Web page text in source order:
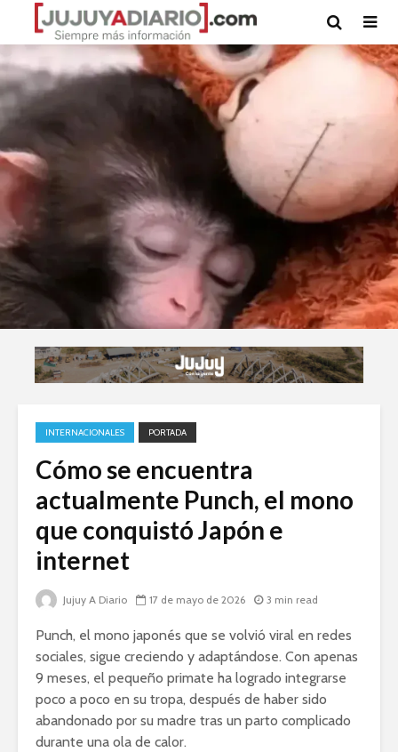
INTERNACIONALES PORTADA
Cómo se encuentra
actualmente Punch, el mono
que conquistó Japón e
internet
Jujuy A Diario 17 de mayo de 2026 3 min read
Punch, el mono japonés que se volvió viral en redes
sociales, sigue creciendo y adaptándose. Con apenas
9 meses, el pequeño primate ha logrado integrarse
poco a poco en su tropa, después de haber sido
abandonado por su madre tras un parto complicado
durante una ola de calor.